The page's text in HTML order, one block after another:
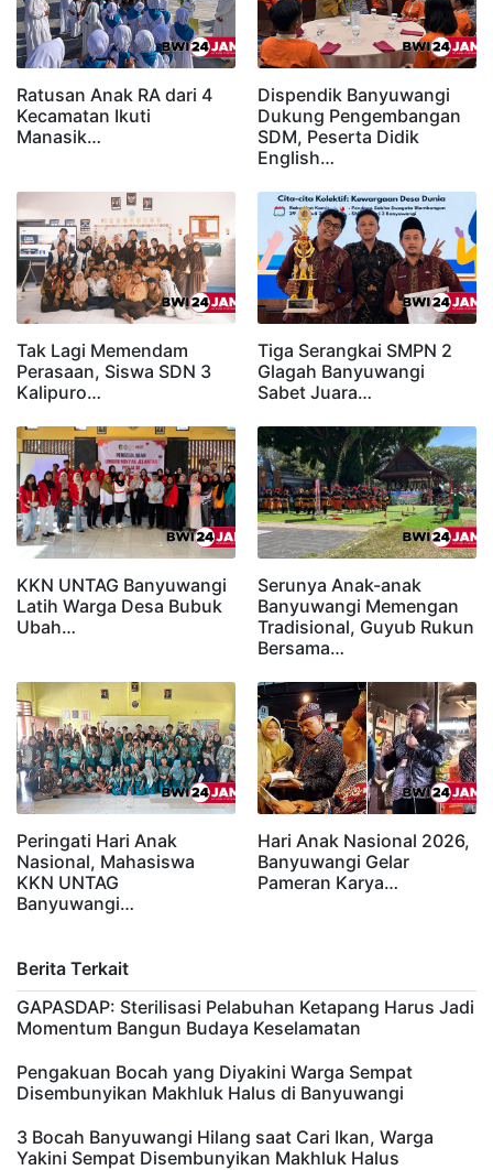
Ratusan Anak RA dari 4
Kecamatan Ikuti
Manasik…
Dispendik Banyuwangi
Dukung Pengembangan
SDM, Peserta Didik
English…
Tak Lagi Memendam
Perasaan, Siswa SDN 3
Kalipuro…
Tiga Serangkai SMPN 2
Glagah Banyuwangi
Sabet Juara…
KKN UNTAG Banyuwangi
Latih Warga Desa Bubuk
Ubah…
Serunya Anak-anak
Banyuwangi Memengan
Tradisional, Guyub Rukun
Bersama…
Peringati Hari Anak
Nasional, Mahasiswa
KKN UNTAG
Banyuwangi…
Hari Anak Nasional 2026,
Banyuwangi Gelar
Pameran Karya…
Berita Terkait
GAPASDAP: Sterilisasi Pelabuhan Ketapang Harus Jadi
Momentum Bangun Budaya Keselamatan
Pengakuan Bocah yang Diyakini Warga Sempat
Disembunyikan Makhluk Halus di Banyuwangi
3 Bocah Banyuwangi Hilang saat Cari Ikan, Warga
Yakini Sempat Disembunyikan Makhluk Halus